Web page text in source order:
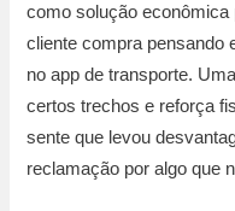
como solução
cliente compra pensando
no app de transporte.
certos trechos e reforça
sente que levou
reclamação por algo que